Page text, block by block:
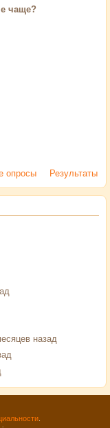
чаще?
опросы Результаты
назад
.